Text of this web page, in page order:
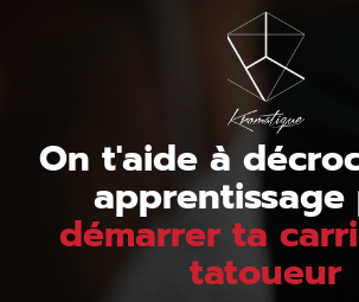
On t'aide à
apprentissage
démarrer ta
tatoueur